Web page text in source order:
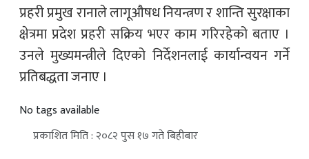
प्रहरी प्रमुख रानाले लागूऔषध नियन्त्रण र शान्ति सुरक्षाका
क्षेत्रमा प्रदेश प्रहरी सक्रिय भएर काम गरिरहेको बताए ।
उनले मुख्यमन्त्रीले दिएको निर्देशनलाई कार्यान्वयन गर्ने
प्रतिबद्धता जनाए ।
No tags available
प्रकाशित मिति : २०८२ पुस १७ गते बिहीबार